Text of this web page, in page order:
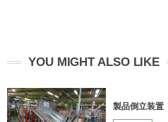
YOU MIGHT ALSO LIKE
製品倒立装置